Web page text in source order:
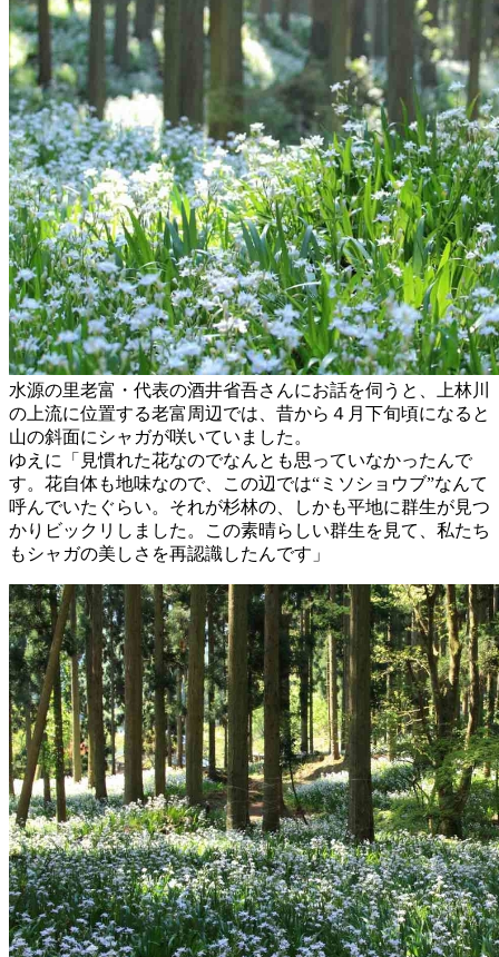
水源の里老富・代表の酒井省吾さんにお話を伺うと、上林川
の上流に位置する老富周辺では、昔から４月下旬頃になると
山の斜面にシャガが咲いていました。
ゆえに「見慣れた花なのでなんとも思っていなかったんで
す。花自体も地味なので、この辺では“ミソショウブ”なんて
呼んでいたぐらい。それが杉林の、しかも平地に群生が見つ
かりビックリしました。この素晴らしい群生を見て、私たち
もシャガの美しさを再認識したんです」